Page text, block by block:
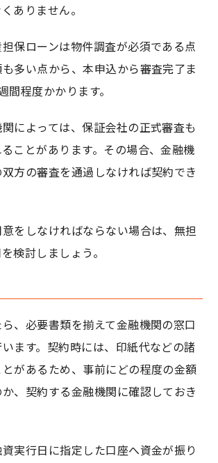
ありません。
保ローンは物件調査が必須である点
多い点から、本申込から審査完了ま
間程度かかります。
によっては、保証会社の正式審査も
ことがあります。その場合、金融機
方の審査を通過しなければ契約でき
をしなければならない場合は、無担
検討しましょう。
、必要書類を揃えて金融機関の窓口
ます。契約時には、印紙代などの諸
があるため、事前にどの程度の金額
、契約する金融機関に確認しておき
実行日に指定した口座へ資金が振り